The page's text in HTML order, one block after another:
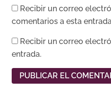
Recibir un correo
comentarios a esta
Recibir un correo
entrada.